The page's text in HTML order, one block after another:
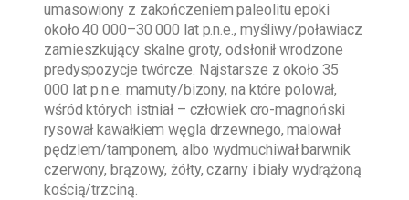
umasowiony z zakończeniem paleolitu epoki
około 40 000–30 000 lat p.n.e., myśliwy/poławiacz
zamieszkujący skalne groty, odsłonił wrodzone
predyspozycje twórcze. Najstarsze z około 35
000 lat p.n.e. mamuty/bizony, na które polował,
wśród których istniał – człowiek cro-magnoński
rysował kawałkiem węgla drzewnego, malował
pędzlem/tamponem, albo wydmuchiwał barwnik
czerwony, brązowy, żółty, czarny i biały wydrążoną
kością/trzciną.